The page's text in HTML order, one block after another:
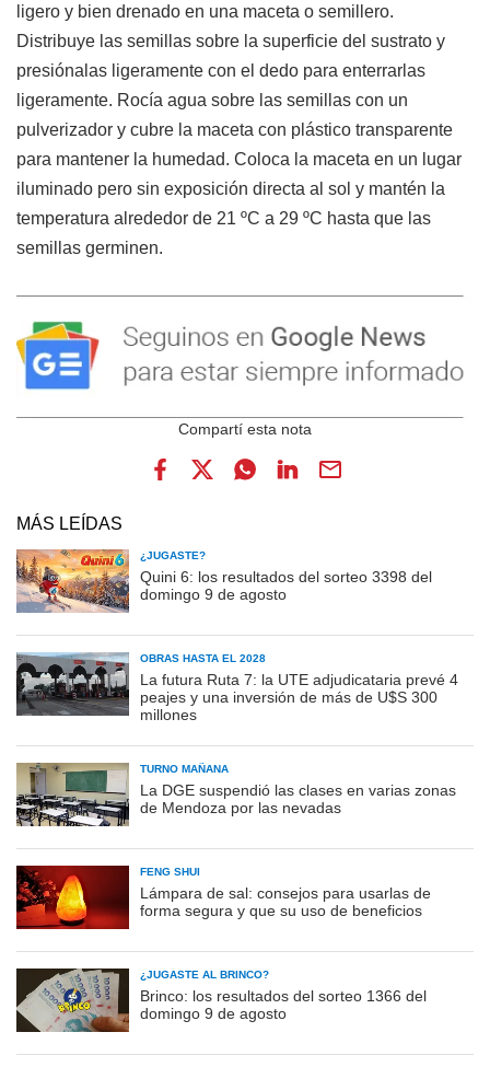
ligero y bien drenado en una maceta o semillero.
Distribuye las semillas sobre la superficie del sustrato y
presiónalas ligeramente con el dedo para enterrarlas
ligeramente. Rocía agua sobre las semillas con un
pulverizador y cubre la maceta con plástico transparente
para mantener la humedad. Coloca la maceta en un lugar
iluminado pero sin exposición directa al sol y mantén la
temperatura alrededor de 21 ºC a 29 ºC hasta que las
semillas germinen.
MÁS LEÍDAS
¿JUGASTE?
Quini 6: los resultados del sorteo 3398 del
domingo 9 de agosto
OBRAS HASTA EL 2028
La futura Ruta 7: la UTE adjudicataria prevé 4
peajes y una inversión de más de U$S 300
millones
TURNO MAÑANA
La DGE suspendió las clases en varias zonas
de Mendoza por las nevadas
FENG SHUI
Lámpara de sal: consejos para usarlas de
forma segura y que su uso de beneficios
¿JUGASTE AL BRINCO?
Brinco: los resultados del sorteo 1366 del
domingo 9 de agosto